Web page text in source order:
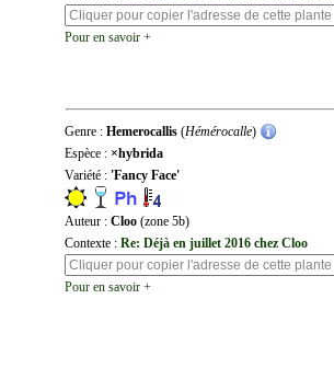
Pour en savoir +
Genre : Hemerocallis (Hémérocalle)
Espèce : ×hybrida
Variété : 'Fancy Face'
Auteur : Cloo (zone 5b)
Contexte : Re: Déjà en juillet 2016 chez Cloo
Pour en savoir +